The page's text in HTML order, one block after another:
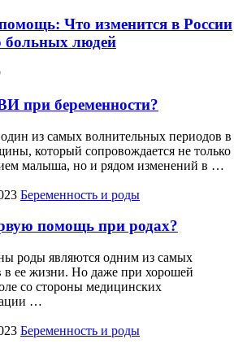
Что изменится в России
больных людей
при беременности?
из самых волнительных периодов в
который сопровождается не только
малыша, но и рядом изменений в …
Беременность и роды
помощь при родах?
роды являются одним из самых
в ее жизни. Но даже при хорошей
со стороны медицинских
…
Беременность и роды